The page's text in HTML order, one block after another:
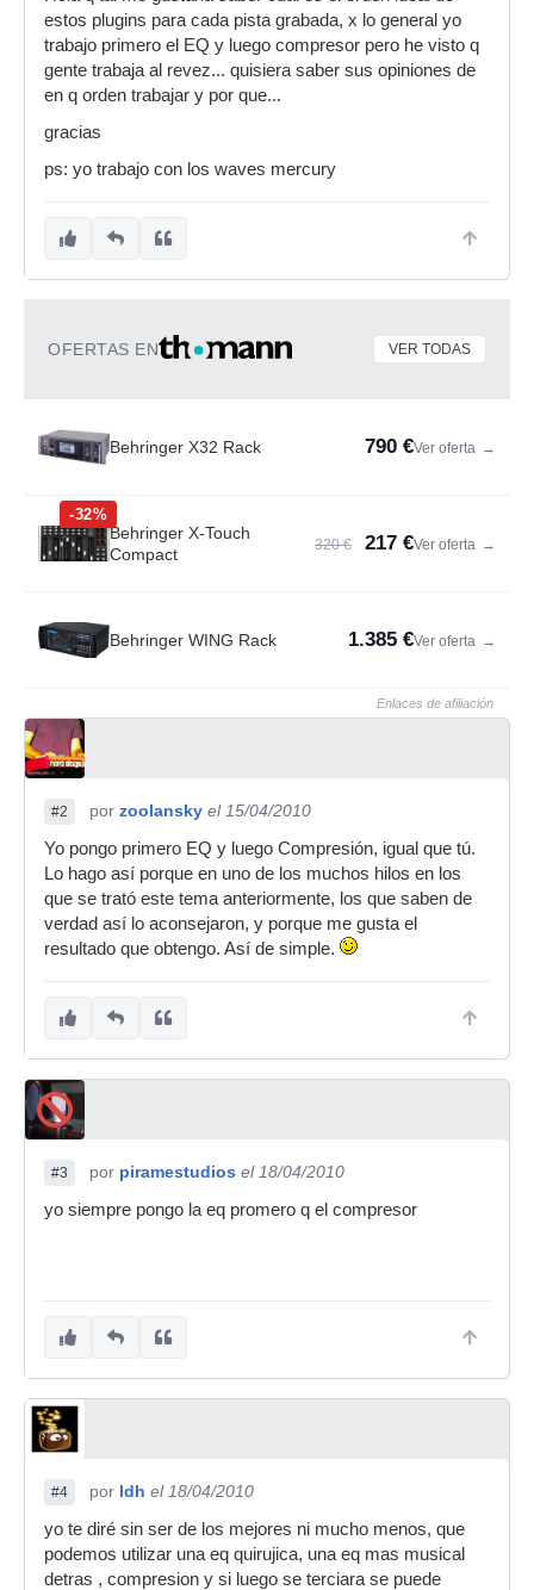
estos plugins para cada pista grabada, x lo general yo
trabajo primero el EQ y luego compresor pero he visto q
gente trabaja al revez... quisiera saber sus opiniones de
en q orden trabajar y por que...
gracias
ps: yo trabajo con los waves mercury
OFERTAS EN VER TODAS
Behringer X32 Rack 790 €Ver oferta →
-32%
Behringer X-Touch
Compact
320 € 217 €Ver oferta →
Behringer WING Rack 1.385 €Ver oferta →
Enlaces de afiliación
#2 por zoolansky el 15/04/2010
Yo pongo primero EQ y luego Compresión, igual que tú.
Lo hago así porque en uno de los muchos hilos en los
que se trató este tema anteriormente, los que saben de
verdad así lo aconsejaron, y porque me gusta el
resultado que obtengo. Así de simple.
#3 por piramestudios el 18/04/2010
yo siempre pongo la eq promero q el compresor
#4 por ldh el 18/04/2010
yo te diré sin ser de los mejores ni mucho menos, que
podemos utilizar una eq quirujica, una eq mas musical
detras , compresion y si luego se terciara se puede